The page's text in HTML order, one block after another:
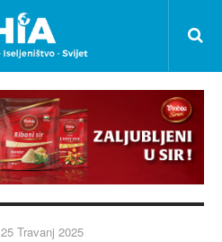
25 Travanj 2025